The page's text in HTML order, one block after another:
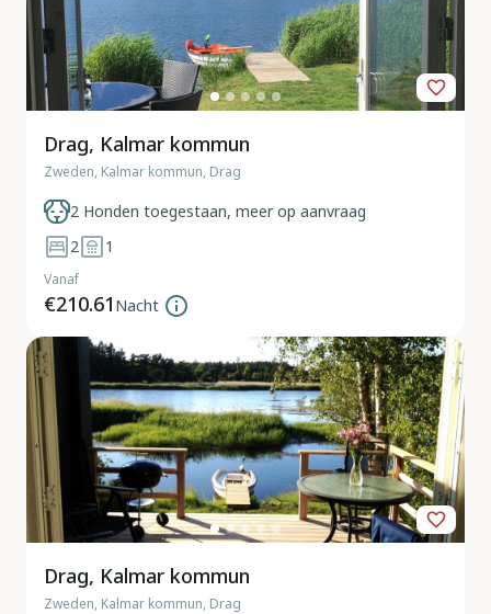
Drag, Kalmar kommun
Zweden, Kalmar kommun, Drag
2 Honden toegestaan, meer op aanvraag
2
1
Vanaf
€210.61 Nacht
Drag, Kalmar kommun
Zweden, Kalmar kommun, Drag